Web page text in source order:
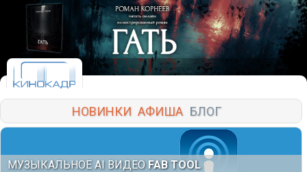
НОВИНКИ АФИША БЛОГ
МУЗЫКАЛЬНОЕ AI ВИДЕО FAB TOOL